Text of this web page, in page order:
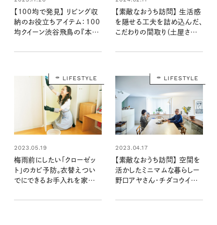
【100均で発見】 リビング収
納のお役立ちアイテム：100
均クイーン渋谷飛鳥の『本当
【素敵なおうち訪問】 生活感
を隠せる工夫を詰め込んだ、
こだわりの間取り（土屋さん
LIFESTYLE
2023.05.19
梅雨前にしたい「クローゼッ
ト」のカビ予防。衣替えつい
でにできるお手入れを家事
LIFESTYLE
2023.04.17
【素敵なおうち訪問】 空間を
活かしたミニマムな暮らしー
野口アヤさん・チダコウイチ